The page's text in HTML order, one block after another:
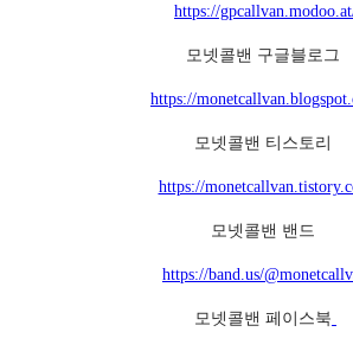
https://
모넷콜밴 구글블로그
https://
모넷콜밴 티스토리
https://
모넷콜밴 밴드
https://band.us/
모넷콜밴 페이스북